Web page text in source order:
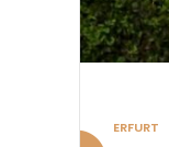
ERFURT
können
auf
gewählt